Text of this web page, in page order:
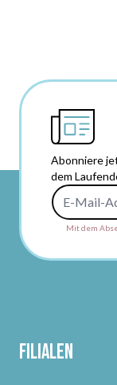
Abonniere
dem
Mit dem
Filialen